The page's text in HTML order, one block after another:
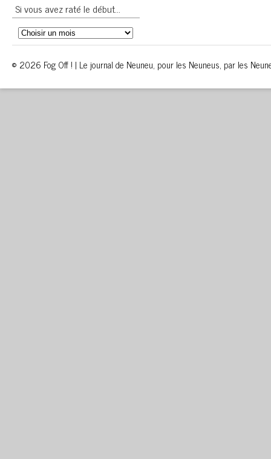
Si vous avez raté le début…
© 2026 Fog Off ! | Le journal de Neuneu, pour les Neuneus, par les